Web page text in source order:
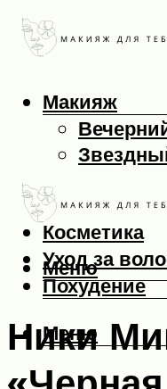
Макияж
Макияж
Макияж
Косметика
Уход за
Похудение
Меню
Меню
Ники